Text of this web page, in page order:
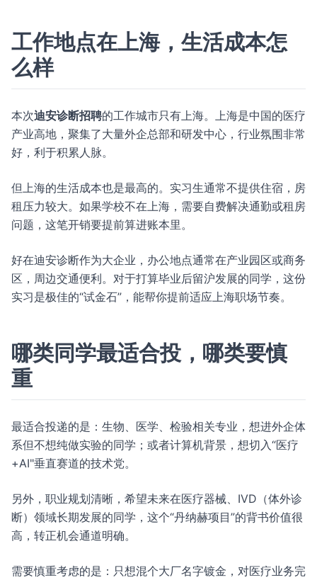
工作地点在上海，生活成本怎
么样
本次迪安诊断招聘的工作城市只有上海。上海是中国的医疗
产业高地，聚集了大量外企总部和研发中心，行业氛围非常
好，利于积累人脉。
但上海的生活成本也是最高的。实习生通常不提供住宿，房
租压力较大。如果学校不在上海，需要自费解决通勤或租房
问题，这笔开销要提前算进账本里。
好在迪安诊断作为大企业，办公地点通常在产业园区或商务
区，周边交通便利。对于打算毕业后留沪发展的同学，这份
实习是极佳的“试金石”，能帮你提前适应上海职场节奏。
哪类同学最适合投，哪类要慎
重
最适合投递的是：生物、医学、检验相关专业，想进外企体
系但不想纯做实验的同学；或者计算机背景，想切入“医疗
+AI"垂直赛道的技术党。
另外，职业规划清晰，希望未来在医疗器械、IVD（体外诊
断）领域长期发展的同学，这个“丹纳赫项目”的背书价值很
高，转正机会通道明确。
需要慎重考虑的是：只想混个大厂名字镀金，对医疗业务完